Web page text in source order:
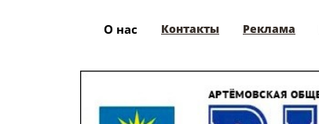
О нас Контакты Реклама